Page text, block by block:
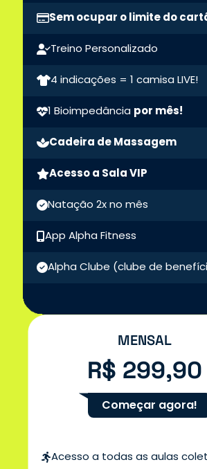
Sem ocupar o limite do
Treino Personalizado
4 indicações = 1 camisa LIVE!
1 Bioimpedância por mês!
Cadeira de Massagem
Acesso a Sala VIP
Natação 2x no mês
App Alpha Fitness
Alpha Clube (clube de
MENSAL
R$ 299,90
Começar agora!
Acesso a todas as aulas